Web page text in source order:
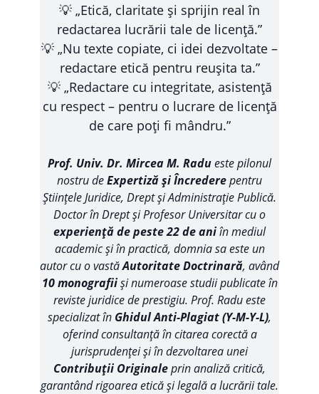
💡 „Etică, claritate și sprijin real în
redactarea lucrării tale de licență.”
💡 „Nu texte copiate, ci idei dezvoltate –
redactare etică pentru reușita ta.”
💡 „Redactare cu integritate, asistență
cu respect – pentru o lucrare de licență
de care poți fi mândru.”
Prof. Univ. Dr. Mircea M. Radueste pilonul
nostru deExpertiză și Încrederepentru
Științele Juridice, Drept și Administrație Publică.
Doctor în Drept și Profesor Universitar cu o
experiență de peste 22 de aniîn mediul
academic și în practică, domnia sa este un
autor cu o vastăAutoritate Doctrinară, având
10 monografiiși numeroase studii publicate în
reviste juridice de prestigiu. Prof. Radu este
specializat în Ghidul Anti-Plagiat (Y-M-Y-L),
oferind consultanță în citarea corectă a
jurisprudenței și în dezvoltarea unei
Contribuții Originaleprin analiză critică,
garantând rigoarea etică și legală a lucrării tale.